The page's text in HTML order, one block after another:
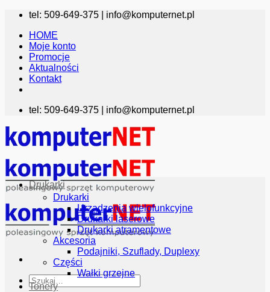
Przewiń
zawartości
tel: 509-649-375 | info@komputernet.pl
HOME
Moje konto
Promocje
Aktualności
Kontakt
tel: 509-649-375 | info@komputernet.pl
Szukaj:
Drukarki
Drukarki
Urządzenia wielofunkcyjne
Drukarki laserowe
Drukarki atramentowe
Akcesoria
Podajniki, Szuflady, Duplexy
Części
Wałki grzejne
Tonery